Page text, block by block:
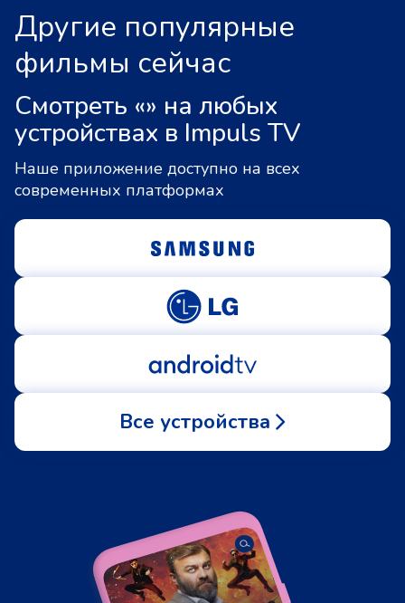
Другие популярные
фильмы сейчас
Смотреть «» на любых
устройствах в Impuls TV
Наше приложение доступно на всех
современных платформах
Все устройства